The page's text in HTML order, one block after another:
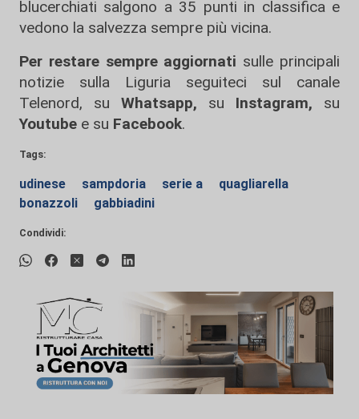
blucerchiati salgono a 35 punti in classifica e
vedono la salvezza sempre più vicina.
Per restare sempre aggiornati sulle principali
notizie sulla Liguria seguiteci sul canale
Telenord, su
Whatsapp, su Instagram, su
Youtube e su Facebook.
Tags:
udinese sampdoria serie a
quagliarella
bonazzoli
gabbiadini
Condividi: